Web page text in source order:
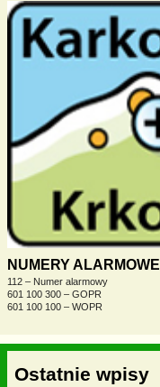
NUMERY ALARMOWE
112 – Numer alarmowy
601 100 300 – GOPR
601 100 100 – WOPR
Ostatnie wpisy